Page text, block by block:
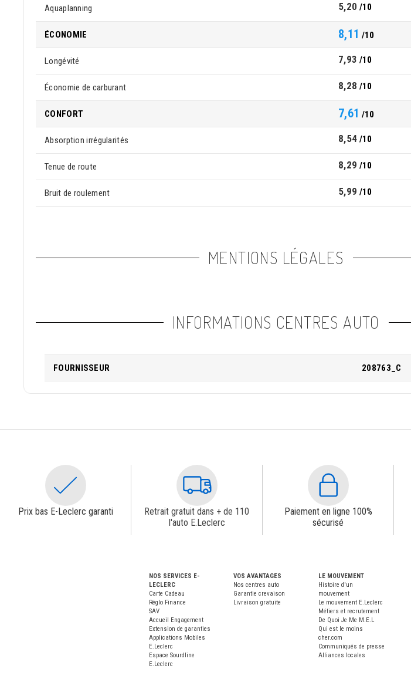
Aquaplanning 5,20 /10
ÉCONOMIE 8,11 /10
Longévité 7,93 /10
Économie de carburant 8,28 /10
CONFORT 7,61 /10
Absorption irrégularités 8,54 /10
Tenue de route 8,29 /10
Bruit de roulement 5,99 /10
MENTIONS LÉGALES
INFORMATIONS CENTRES AUTO
FOURNISSEUR 208763_C
Prix bas E-Leclerc garanti
Retrait gratuit dans + de 110
l'auto E.Leclerc
Paiement en ligne 100%
sécurisé
NOS SERVICES E-
LECLERC
Carte Cadeau
Réglo Finance
SAV
Accueil Engagement
Extension de garanties
Applications Mobiles
E.Leclerc
Espace Sourdline
E.Leclerc
VOS AVANTAGES
Nos centres auto
Garantie crevaison
Livraison gratuite
LE MOUVEMENT
Histoire d'un
mouvement
Le mouvement E.Leclerc
Métiers et recrutement
De Quoi Je Me M.E.L
Qui est le moins
cher.com
Communiqués de presse
Alliances locales